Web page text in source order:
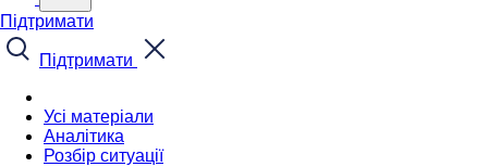
Підтримати
Підтримати
Усі матеріали
Аналітика
Розбір ситуації